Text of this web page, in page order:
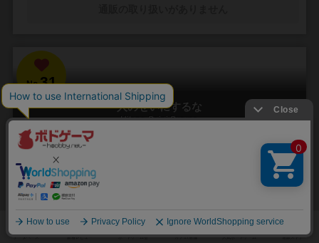
No.31
人のせいにするな
Hitono Seini Suruna
3～5人
責任をなすりつけろ！
「お前がやったんだろ！！」 やった覚えのないミスや罪を押し付けら